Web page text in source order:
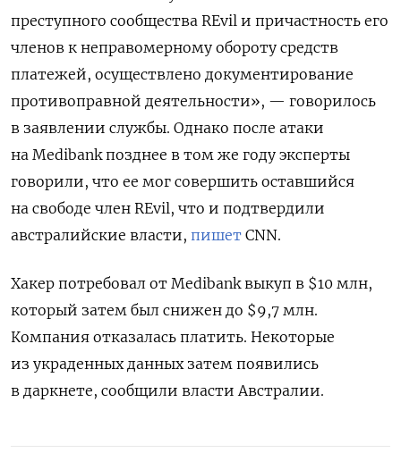
преступного сообщества REvil и причастность его
членов к неправомерному обороту средств
платежей, осуществлено документирование
противоправной деятельности», — говорилось
в заявлении службы. Однако после атаки
на Medibank позднее в том же году эксперты
говорили, что ее мог совершить оставшийся
на свободе член REvil, что и подтвердили
австралийские власти, пишет CNN.
Хакер потребовал от Medibank выкуп в $10 млн,
который затем был снижен до $9,7 млн.
Компания отказалась платить. Некоторые
из украденных данных затем появились
в даркнете, сообщили власти Австралии.